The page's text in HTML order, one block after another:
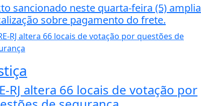
sancionado neste quarta-feira (5) amplia
sobre pagamento do frete.
RJ altera 66 locais de votação por